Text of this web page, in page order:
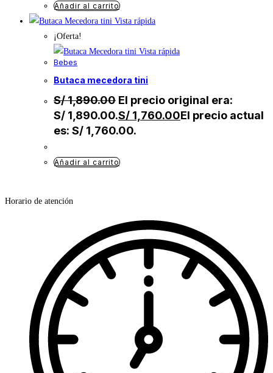
Añadir al carrito
Vista rápida
¡Oferta!
Vista rápida
Bebes
butaca mecedora tini
S/1,890.00 El precio original era:
S/ 1,890.00.S/ 1,760.00El precio actual
es: S/ 1,760.00.
Añadir al carrito
Horario de atención